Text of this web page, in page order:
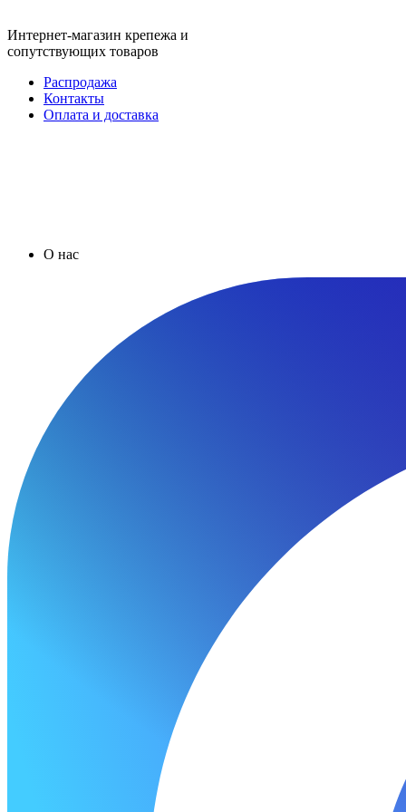
Интернет-магазин крепежа и
сопутствующих товаров
Распродажа
Контакты
Оплата и доставка
О нас